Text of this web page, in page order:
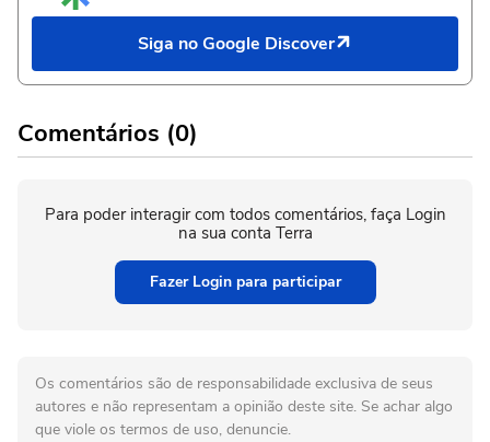
Siga no Google Discover
Comentários (0)
Para poder interagir com todos comentários, faça Login
na sua conta Terra
Fazer Login para participar
Os comentários são de responsabilidade exclusiva de seus
autores e não representam a opinião deste site. Se achar algo
que viole os termos de uso, denuncie.